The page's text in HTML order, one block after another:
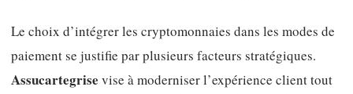
Le choix d’intégrer les cryptomonnaies dans les modes de
paiement se justifie par plusieurs facteurs stratégiques.
Assucartegrise vise à moderniser l’expérience client tout